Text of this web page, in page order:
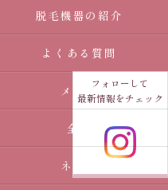
フォローして
最新情報をチェック
脱毛機器の紹介
よくある質問
メンズ
全身
ネイル